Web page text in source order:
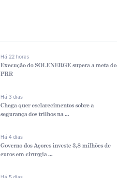
Há 22 horas
Execução do SOLENERGE supera a meta do
PRR
Há 3 dias
Chega quer esclarecimentos sobre a
segurança dos trilhos na ...
Há 4 dias
Governo dos Açores investe 3,8 milhões de
euros em cirurgia ...